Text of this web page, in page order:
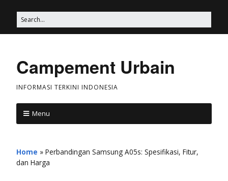
Campement Urbain
INFORMASI TERKINI INDONESIA
Menu
Home » Perbandingan Samsung A05s: Spesifikasi, Fitur,
dan Harga